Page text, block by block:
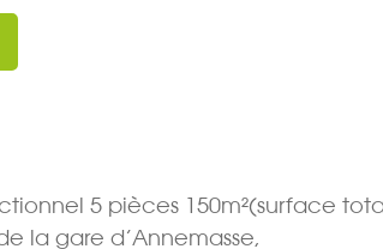
5 pièces 150m²(surface
la gare d’Annemasse,